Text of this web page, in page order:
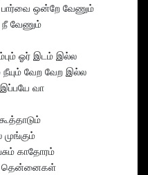
ஒன்றே வேணும்
நீ வேணும்
ஓர் இடம் இல்ல
வேற வேற இல்ல
வா
முங்கும்
காதோரம்
தென்னைகள்